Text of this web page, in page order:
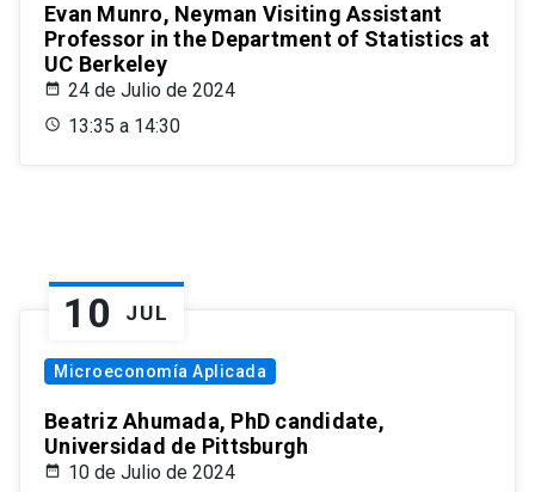
Evan Munro, Neyman Visiting Assistant
Professor in the Department of Statistics at
UC Berkeley
24 de Julio de 2024
13:35 a 14:30
10 JUL
Microeconomía Aplicada
Beatriz Ahumada, PhD candidate,
Universidad de Pittsburgh
10 de Julio de 2024